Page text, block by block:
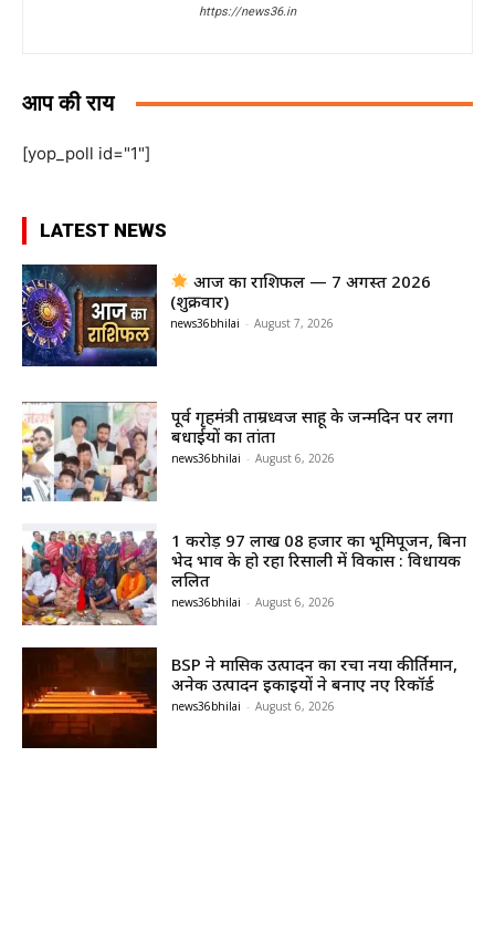
https://news36.in
आप की राय
[yop_poll id="1"]
LATEST NEWS
आज का राशिफल — 7 अगस्त 2026
(शुक्रवार)
news36bhilai - August 7, 2026
पूर्व गृहमंत्री ताम्रध्वज साहू के जन्मदिन पर लगा
बधाईयों का तांता
news36bhilai - August 6, 2026
1 करोड़ 97 लाख 08 हजार का भूमिपूजन, बिना
भेद भाव के हो रहा रिसाली में विकास : विधायक
ललित
news36bhilai - August 6, 2026
BSP ने मासिक उत्पादन का रचा नया कीर्तिमान,
अनेक उत्पादन इकाइयों ने बनाए नए रिकॉर्ड
news36bhilai - August 6, 2026